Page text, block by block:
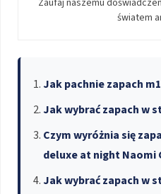
światem
Jak pachnie zapach
Jak wybrać zapach w
Czym wyróżnia się
deluxe at night Naomi
Jak wybrać zapach w